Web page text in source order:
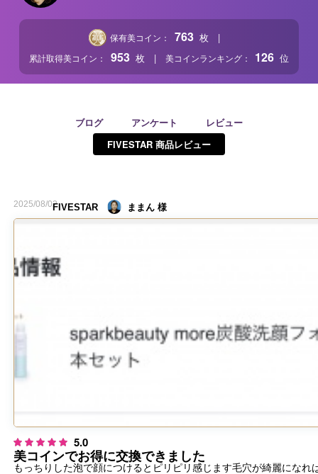
ブログ
お問い合わせ
保有美コイン： 763枚 |
累計取得美コイン： 953枚 | 美コインランキング： 126 位
ブログ アンケート
レビュー
FIVESTAR 商品レビュー
2025/08/02FIVESTAR ままん 様
5.0
美コインでお得に交換できました
もっちりした泡で顔につけるとピリピリ感じます毛穴が綺麗になれ